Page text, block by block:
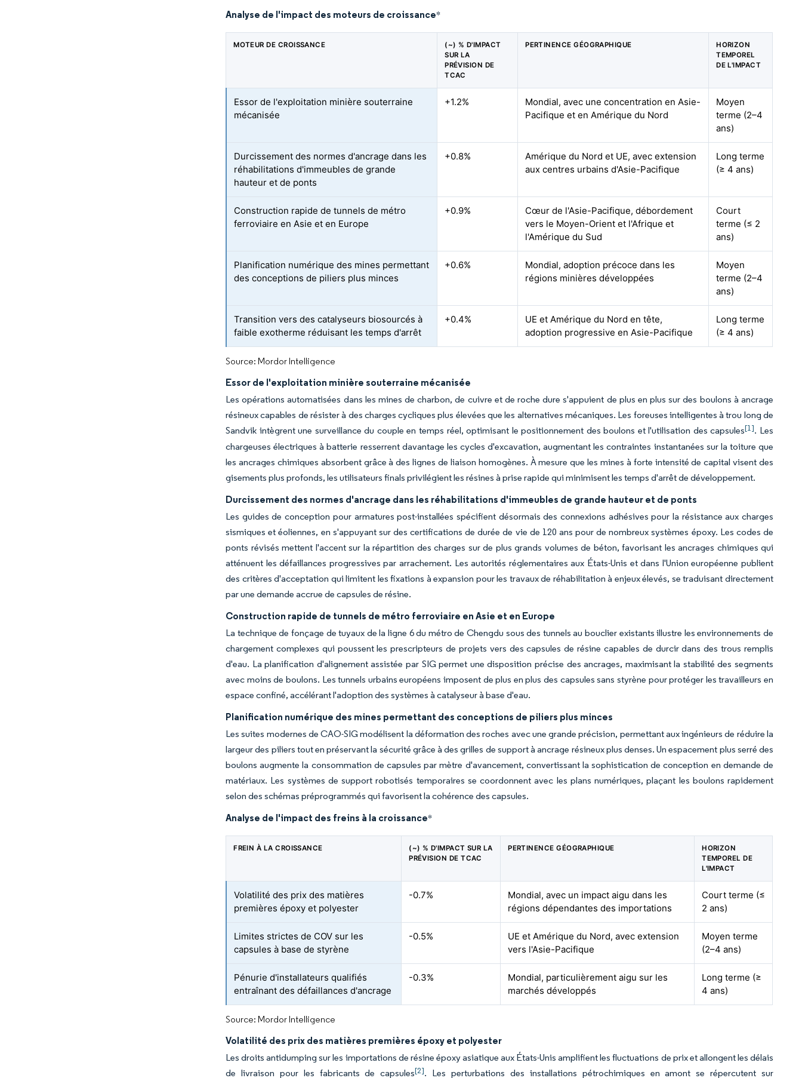
Analyse de l'impact des moteurs de croissance*
MOTEUR DE CROISSANCE
(~) % D'IMPACT
SUR LA
PRÉVISION DE
TCAC
PERTINENCE GÉOGRAPHIQUE
HORIZON
TEMPOREL
DE L'IMPACT
Essor de l'exploitation minière souterraine
mécanisée
+1.2%
Mondial, avec une concentration en Asie-
Pacifique et en Amérique du Nord
Moyen
terme (2–4
ans)
Durcissement des normes d'ancrage dans les
réhabilitations d'immeubles de grande
hauteur et de ponts
+0.8%
Amérique du Nord et UE, avec extension
aux centres urbains d'Asie-Pacifique
Long terme
(≥ 4 ans)
Construction rapide de tunnels de métro
ferroviaire en Asie et en Europe
+0.9%
Cœur de l'Asie-Pacifique, débordement
vers le Moyen-Orient et l'Afrique et
l'Amérique du Sud
Court
terme (≤ 2
ans)
Planification numérique des mines permettant
des conceptions de piliers plus minces
+0.6%
Mondial, adoption précoce dans les
régions minières développées
Moyen
terme (2–4
ans)
Transition vers des catalyseurs biosourcés à
faible exotherme réduisant les temps d'arrêt
+0.4%
UE et Amérique du Nord en tête,
adoption progressive en Asie-Pacifique
Long terme
(≥ 4 ans)
Source: Mordor Intelligence
Essor de l'exploitation minière souterraine mécanisée
Les opérations automatisées dans les mines de charbon, de cuivre et de roche dure s'appuient de plus en plus sur des boulons à ancrage
résineux capables de résister à des charges cycliques plus élevées que les alternatives mécaniques. Les foreuses intelligentes à trou long de
Sandvik intègrent une surveillance du couple en temps réel, optimisant le positionnement des boulons et l'utilisation des capsules[1]. Les
chargeuses électriques à batterie resserrent davantage les cycles d'excavation, augmentant les contraintes instantanées sur la toiture que
les ancrages chimiques absorbent grâce à des lignes de liaison homogènes. À mesure que les mines à forte intensité de capital visent des
gisements plus profonds, les utilisateurs finals privilégient les résines à prise rapide qui minimisent les temps d'arrêt de développement.
Durcissement des normes d'ancrage dans les réhabilitations d'immeubles de grande hauteur et de ponts
Les guides de conception pour armatures post-installées spécifient désormais des connexions adhésives pour la résistance aux charges
sismiques et éoliennes, en s'appuyant sur des certifications de durée de vie de 120 ans pour de nombreux systèmes époxy. Les codes de
ponts révisés mettent l'accent sur la répartition des charges sur de plus grands volumes de béton, favorisant les ancrages chimiques qui
atténuent les défaillances progressives par arrachement. Les autorités réglementaires aux États-Unis et dans l'Union européenne publient
des critères d'acceptation qui limitent les fixations à expansion pour les travaux de réhabilitation à enjeux élevés, se traduisant directement
par une demande accrue de capsules de résine.
Construction rapide de tunnels de métro ferroviaire en Asie et en Europe
La technique de fonçage de tuyaux de la ligne 6 du métro de Chengdu sous des tunnels au bouclier existants illustre les environnements de
chargement complexes qui poussent les prescripteurs de projets vers des capsules de résine capables de durcir dans des trous remplis
d'eau. La planification d'alignement assistée par SIG permet une disposition précise des ancrages, maximisant la stabilité des segments
avec moins de boulons. Les tunnels urbains européens imposent de plus en plus des capsules sans styrène pour protéger les travailleurs en
espace confiné, accélérant l'adoption des systèmes à catalyseur à base d'eau.
Planification numérique des mines permettant des conceptions de piliers plus minces
Les suites modernes de CAO-SIG modélisent la déformation des roches avec une grande précision, permettant aux ingénieurs de réduire la
largeur des piliers tout en préservant la sécurité grâce à des grilles de support à ancrage résineux plus denses. Un espacement plus serré des
boulons augmente la consommation de capsules par mètre d'avancement, convertissant la sophistication de conception en demande de
matériaux. Les systèmes de support robotisés temporaires se coordonnent avec les plans numériques, plaçant les boulons rapidement
selon des schémas préprogrammés qui favorisent la cohérence des capsules.
Analyse de l'impact des freins à la croissance*
FREIN À LA CROISSANCE
(~) % D'IMPACT SUR LA
PRÉVISION DE TCAC
PERTINENCE GÉOGRAPHIQUE
HORIZON
TEMPOREL DE
L'IMPACT
Volatilité des prix des matières
premières époxy et polyester
-0.7%
Mondial, avec un impact aigu dans les
régions dépendantes des importations
Court terme (≤
2 ans)
Limites strictes de COV sur les
capsules à base de styrène
-0.5%
UE et Amérique du Nord, avec extension
vers l'Asie-Pacifique
Moyen terme
(2–4 ans)
Pénurie d'installateurs qualifiés
entraînant des défaillances d'ancrage
-0.3%
Mondial, particulièrement aigu sur les
marchés développés
Long terme (≥
4 ans)
Source: Mordor Intelligence
Volatilité des prix des matières premières époxy et polyester
Les droits antidumping sur les importations de résine époxy asiatique aux États-Unis amplifient les fluctuations de prix et allongent les délais
de livraison pour les fabricants de capsules[2]. Les perturbations des installations pétrochimiques en amont se répercutent sur